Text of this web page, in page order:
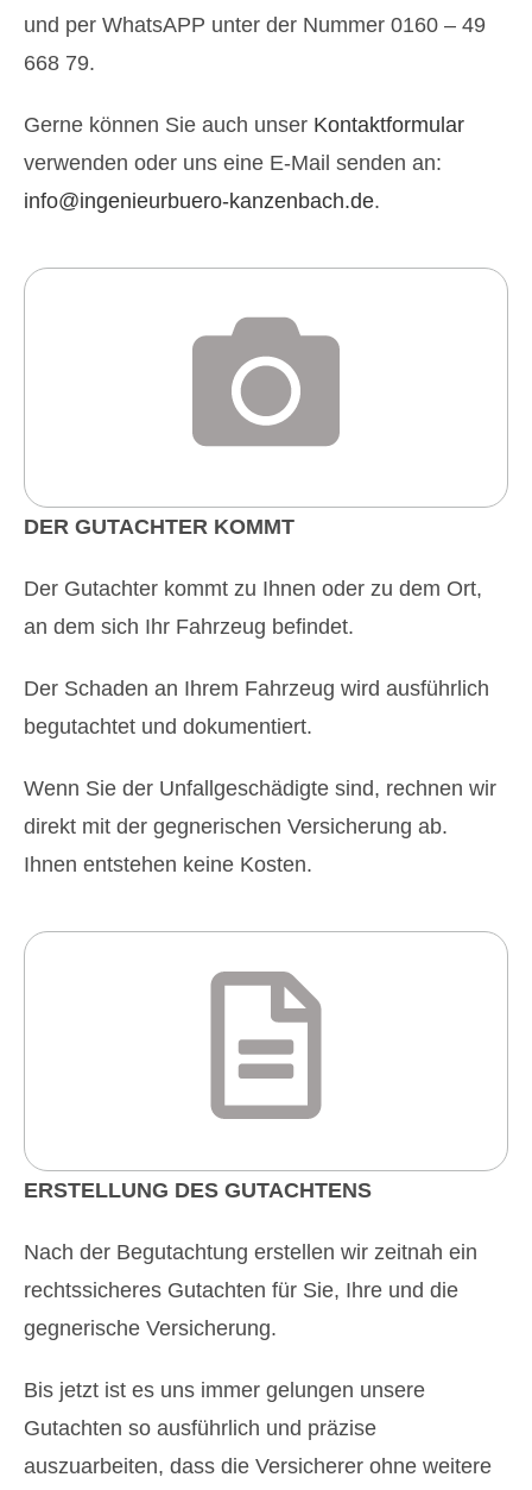
und per WhatsAPP unter der Nummer 0160 – 49
668 79.
Gerne können Sie auch unser Kontaktformular
verwenden oder uns eine E-Mail senden an:
info@ingenieurbuero-kanzenbach.de.
DER GUTACHTER KOMMT
Der Gutachter kommt zu Ihnen oder zu dem Ort,
an dem sich Ihr Fahrzeug befindet.
Der Schaden an Ihrem Fahrzeug wird ausführlich
begutachtet und dokumentiert.
Wenn Sie der Unfallgeschädigte sind, rechnen wir
direkt mit der gegnerischen Versicherung ab.
Ihnen entstehen keine Kosten.
ERSTELLUNG DES GUTACHTENS
Nach der Begutachtung erstellen wir zeitnah ein
rechtssicheres Gutachten für Sie, Ihre und die
gegnerische Versicherung.
Bis jetzt ist es uns immer gelungen unsere
Gutachten so ausführlich und präzise
auszuarbeiten, dass die Versicherer ohne weitere